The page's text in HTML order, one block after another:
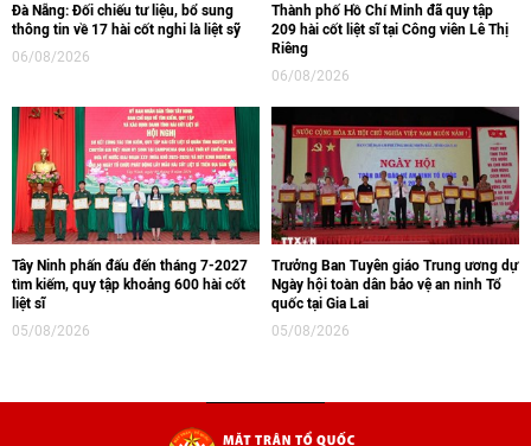
Đà Nẵng: Đối chiếu tư liệu, bổ sung
thông tin về 17 hài cốt nghi là liệt sỹ
06/08/2026
Thành phố Hồ Chí Minh đã quy tập
209 hài cốt liệt sĩ tại Công viên Lê Thị
Riêng
06/08/2026
Tây Ninh phấn đấu đến tháng 7-2027
tìm kiếm, quy tập khoảng 600 hài cốt
liệt sĩ
05/08/2026
Trưởng Ban Tuyên giáo Trung ương dự
Ngày hội toàn dân bảo vệ an ninh Tổ
quốc tại Gia Lai
05/08/2026